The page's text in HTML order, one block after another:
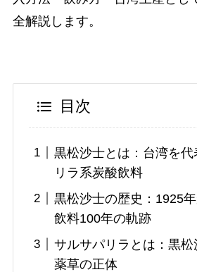
全解説します。
目次
黒松沙士とは：台湾を
リラ系炭酸飲料
黒松沙士の歴史：1925
飲料100年の軌跡
サルサパリラとは：黒松
薬草の正体